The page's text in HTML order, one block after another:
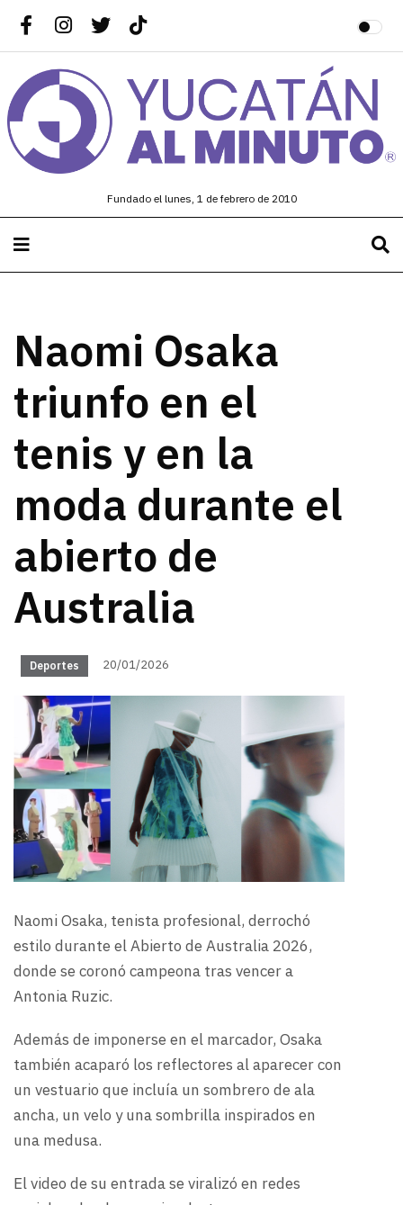
Fundado el lunes, 1 de febrero de 2010
Naomi Osaka
triunfo en el
tenis y en la
moda durante el
abierto de
Australia
Deportes 20/01/2026
Naomi Osaka, tenista profesional, derrochó
estilo durante el Abierto de Australia 2026,
donde se coronó campeona tras vencer a
Antonia Ruzic.
Además de imponerse en el marcador, Osaka
también acaparó los reflectores al aparecer con
un vestuario que incluía un sombrero de ala
ancha, un velo y una sombrilla inspirados en
una medusa.
El video de su entrada se viralizó en redes